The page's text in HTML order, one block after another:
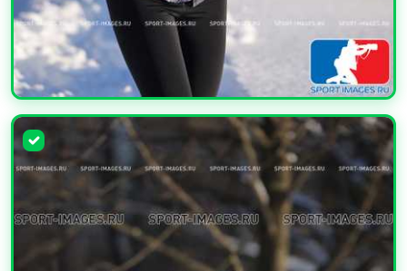
УВЕЛИЧИТЬ